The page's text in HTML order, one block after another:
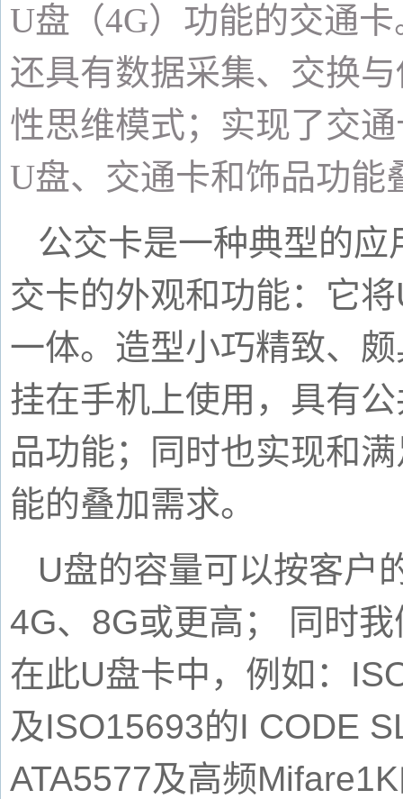
U盘（4G）功能的交通
还具有数据采集、交换
性思维模式；实现了交
U盘、交通卡和饰品功能
公交卡是一种典型的应
交卡的外观和功能：它将
一体。造型小巧精致、
挂在手机上使用，具有
品功能；同时也实现和
能的叠加需求。
U盘的容量可以按客户
4G、 8G或更高；
同时
在此U盘卡中，例如：
及ISO15693的I CODE
ATA5577及高频Mifare1K